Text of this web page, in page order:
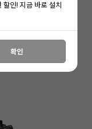
인! 지금 바로 설치
확인